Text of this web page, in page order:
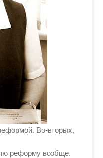
Во-вторых,
реформу вообще.